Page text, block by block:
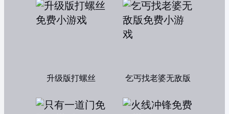
升级版打螺丝 乞丐找老婆无敌版